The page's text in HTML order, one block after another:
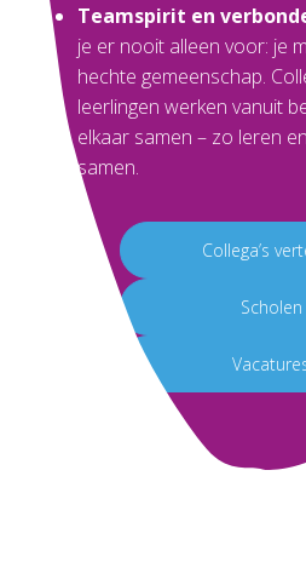
Teamspirit en
je er nooit alleen voor: je
hechte gemeenschap.
leerlingen werken vanuit
elkaar samen – zo leren
samen.
Collega’s
Scholen